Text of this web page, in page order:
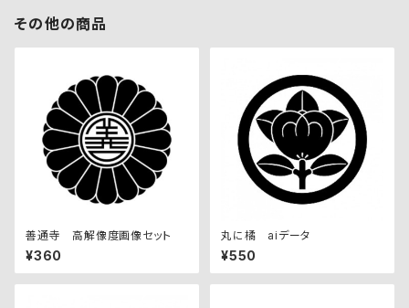
その他の商品
善通寺 高解像度画像セット
¥360
丸に橘 aiデータ
¥550